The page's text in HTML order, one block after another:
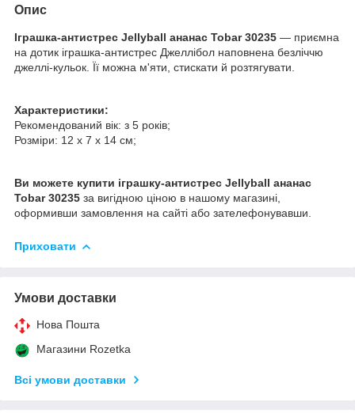
Опис
Іграшка-антистрес Jellyball ананас Tobar 30235 — приємна
на дотик іграшка-антистрес Джеллібол наповнена безліччю
джеллі-кульок. Її можна м'яти, стискати й розтягувати.
Характеристики:
Рекомендований вік: з 5 років;
Розміри: 12 x 7 x 14 см;
Ви можете купити іграшку-антистрес Jellyball ананас
Tobar 30235 за вигідною ціною в нашому магазині,
оформивши замовлення на сайті або зателефонувавши.
Приховати
Умови доставки
Нова Пошта
Магазини Rozetka
Всі умови доставки